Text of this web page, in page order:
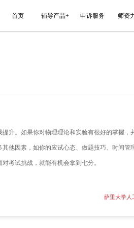
平台 首页
大吗？
的成绩还取决于许多其他因素，